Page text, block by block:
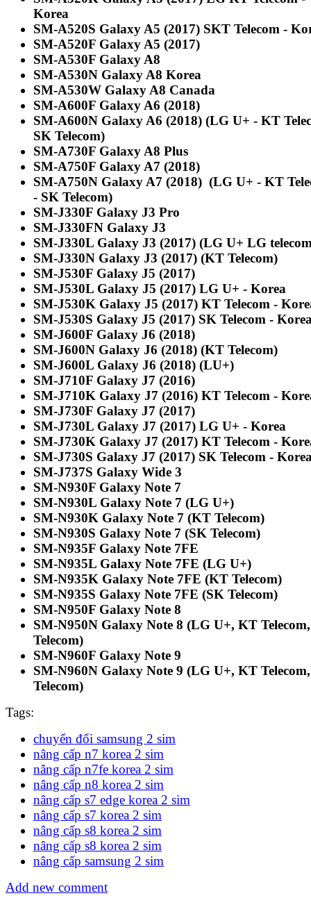
Korea
SM-A520S Galaxy A5 (2017) SKT Telecom -
SM-A520F Galaxy A5 (2017)
SM-A530F Galaxy A8
SM-A530N Galaxy A8 Korea
SM-A530W Galaxy A8 Canada
SM-A600F Galaxy A6 (2018)
SM-A600N Galaxy A6 (2018) (LG U+ - KT
SK Telecom)
SM-A730F Galaxy A8 Plus
SM-A750F Galaxy A7 (2018)
SM-A750N Galaxy A7 (2018) (LG U+ - KT
- SK Telecom)
SM-J330F Galaxy J3 Pro
SM-J330FN Galaxy J3
SM-J330L Galaxy J3 (2017) (LG U+ LG
SM-J330N Galaxy J3 (2017) (KT Telecom)
SM-J530F Galaxy J5 (2017)
SM-J530L Galaxy J5 (2017) LG U+ - Korea
SM-J530K Galaxy J5 (2017) KT Telecom -
SM-J530S Galaxy J5 (2017) SK Telecom -
SM-J600F Galaxy J6 (2018)
SM-J600N Galaxy J6 (2018) (KT Telecom)
SM-J600L Galaxy J6 (2018) (LU+)
SM-J710F Galaxy J7 (2016)
SM-J710K Galaxy J7 (2016) KT Telecom -
SM-J730F Galaxy J7 (2017)
SM-J730L Galaxy J7 (2017) LG U+ - Korea
SM-J730K Galaxy J7 (2017) KT Telecom -
SM-J730S Galaxy J7 (2017) SK Telecom -
SM-J737S Galaxy Wide 3
SM-N930F Galaxy Note 7
SM-N930L Galaxy Note 7 (LG U+)
SM-N930K Galaxy Note 7 (KT Telecom)
SM-N930S Galaxy Note 7 (SK Telecom)
SM-N935F Galaxy Note 7FE
SM-N935L Galaxy Note 7FE (LG U+)
SM-N935K Galaxy Note 7FE (KT Telecom)
SM-N935S Galaxy Note 7FE (SK Telecom)
SM-N950F Galaxy Note 8
SM-N950N Galaxy Note 8 (LG U+, KT
Telecom)
SM-N960F Galaxy Note 9
SM-N960N Galaxy Note 9 (LG U+, KT
Telecom)
Tags:
chuyển đổi samsung 2 sim
nâng cấp n7 korea 2 sim
nâng cấp n7fe korea 2 sim
nâng cấp n8 korea 2 sim
nâng cấp s7 edge korea 2 sim
nâng cấp s7 korea 2 sim
nâng cấp s8 korea 2 sim
nâng cấp s8 korea 2 sim
nâng cấp samsung 2 sim
Add new comment